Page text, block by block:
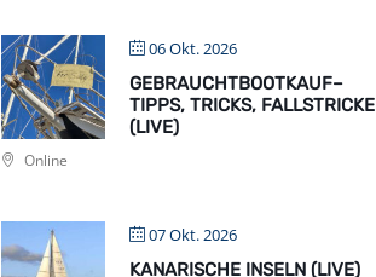
06 Okt. 2026
GEBRAUCHTBOOTKAUF–
TIPPS, TRICKS, FALLSTRICKE
(LIVE)
Online
07 Okt. 2026
KANARISCHE INSELN (LIVE)